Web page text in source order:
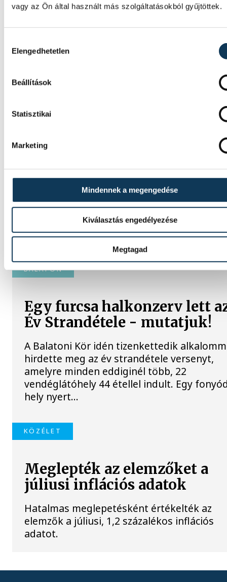
vagy az Ön által használt más szolgáltatásokból gyűjtöttek.
Elengedhetetlen
Beállítások
Statisztikai
Marketing
Mindennek a megengedése
Kiválasztás engedélyezése
Megtagad
Baka Andrást jelöli
a Tisza parlamenti frakciója
Baka Andrást, a Legfelsőbb Bíróság
elnökét jelöli köztársasági elnöknek a Tisza
párt parlamenti frakciója.
BALATON
Egy furcsa halkonzerv lett
Év Strandétele - mutatjuk!
A Balatoni Kör idén tizenkettedik
hirdette meg az év strandétele versenyt,
amelyre minden eddiginél több, 22
vendéglátóhely 44 étellel indult. Egy
hely nyert...
KÖZÉLET
Meglepték az elemzőket a
júliusi inflációs adatok
Hatalmas meglepetésként értékelték az
elemzők a júliusi, 1,2 százalékos inflációs
adatot.